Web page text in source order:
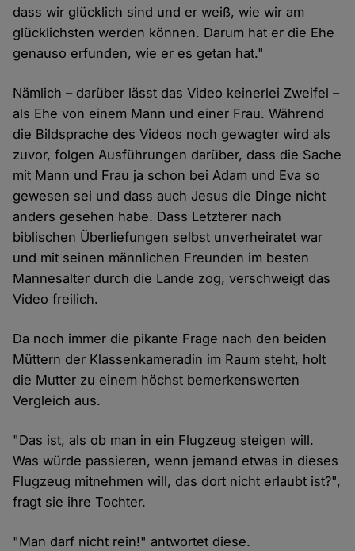
dass wir glücklich sind und er weiß, wie wir am
glücklichsten werden können. Darum hat er die Ehe
genauso erfunden, wie er es getan hat."
Nämlich – darüber lässt das Video keinerlei Zweifel –
als Ehe von einem Mann und einer Frau. Während
die Bildsprache des Videos noch gewagter wird als
zuvor, folgen Ausführungen darüber, dass die Sache
mit Mann und Frau ja schon bei Adam und Eva so
gewesen sei und dass auch Jesus die Dinge nicht
anders gesehen habe. Dass Letzterer nach
biblischen Überliefungen selbst unverheiratet war
und mit seinen männlichen Freunden im besten
Mannesalter durch die Lande zog, verschweigt das
Video freilich.
Da noch immer die pikante Frage nach den beiden
Müttern der Klassenkameradin im Raum steht, holt
die Mutter zu einem höchst bemerkenswerten
Vergleich aus.
"Das ist, als ob man in ein Flugzeug steigen will.
Was würde passieren, wenn jemand etwas in dieses
Flugzeug mitnehmen will, das dort nicht erlaubt ist?",
fragt sie ihre Tochter.
"Man darf nicht rein!" antwortet diese.